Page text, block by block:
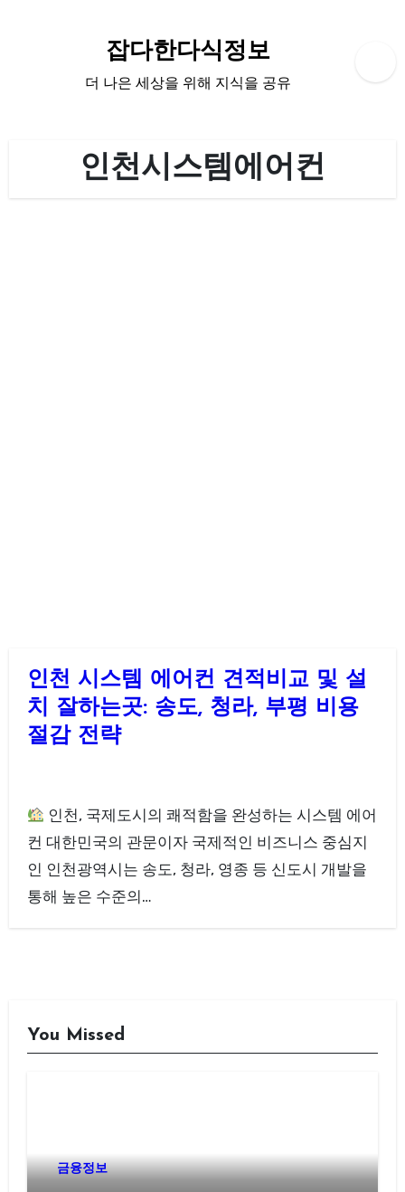
잡다한다식정보
더 나은 세상을 위해 지식을 공유
인천시스템에어컨
인천 시스템 에어컨 견적비교 및 설
치 잘하는곳: 송도, 청라, 부평 비용
절감 전략
인천, 국제도시의 쾌적함을 완성하는 시스템 에어
컨 대한민국의 관문이자 국제적인 비즈니스 중심지
인 인천광역시는 송도, 청라, 영종 등 신도시 개발을
통해 높은 수준의…
You Missed
금융정보